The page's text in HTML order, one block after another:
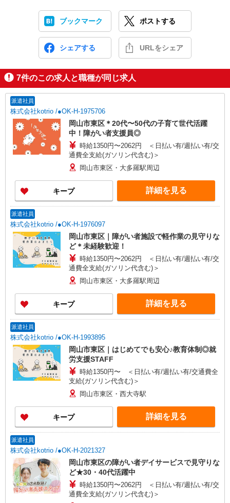
ブックマーク ポストする
シェアする URLをシェア
7件のこの求人と職種が同じ求人
派遣社員
株式会社kotrio /●OK-H-1975706
岡山市東区＊20代〜50代の子育て世代活躍
中！障がい者支援員◎
時給1350円〜2062円 ＜日払い有/週払い有/交
通費全支給(ガソリン代含む)＞
岡山市東区・大多羅駅周辺
キープ 詳細を見る
派遣社員
株式会社kotrio /●OK-H-1976097
岡山市東区｜障がい者施設で軽作業の見守りな
ど＊未経験歓迎！
時給1350円〜2062円 ＜日払い有/週払い有/交
通費全支給(ガソリン代含む)＞
岡山市東区・大多羅駅周辺
キープ 詳細を見る
派遣社員
株式会社kotrio /●OK-H-1993895
岡山市東区｜はじめてでも安心♪教育体制◎就
労支援STAFF
時給1350円〜 ＜日払い有/週払い有/交通費全
支給(ガソリン代含む)＞
岡山市東区・西大寺駅
キープ 詳細を見る
派遣社員
株式会社kotrio /●OK-H-2021327
岡山市東区の障がい者デイサービスで見守りな
ど★30・40代活躍中
時給1350円〜2062円 ＜日払い有/週払い有/交
通費全支給(ガソリン代含む)＞